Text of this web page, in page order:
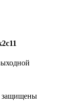
защищены